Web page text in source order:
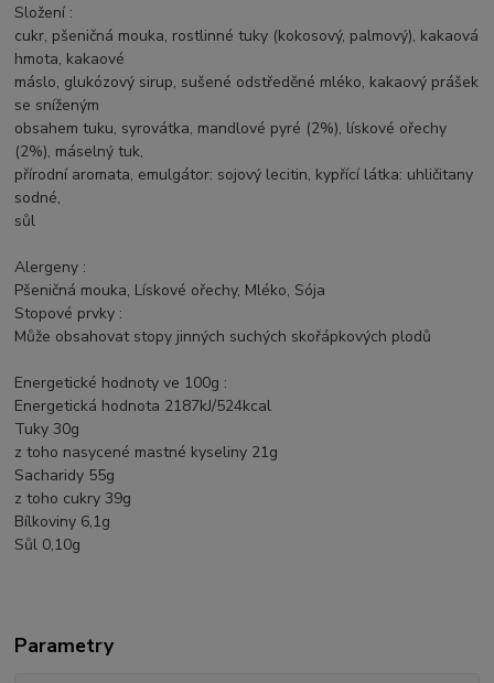
Složení :
cukr, pšeničná mouka, rostlinné tuky (kokosový, palmový), kakaová
hmota, kakaové
máslo, glukózový sirup, sušené odstředěné mléko, kakaový prášek
se sníženým
obsahem tuku, syrovátka, mandlové pyré (2%), lískové ořechy
(2%), máselný tuk,
přírodní aromata, emulgátor: sojový lecitin, kypřící látka: uhličitany
sodné,
sůl
Alergeny :
Pšeničná mouka, Lískové ořechy, Mléko, Sója
Stopové prvky :
Může obsahovat stopy jinných suchých skořápkových plodů
Energetické hodnoty ve 100g :
Energetická hodnota 2187kJ/524kcal
Tuky 30g
z toho nasycené mastné kyseliny 21g
Sacharidy 55g
z toho cukry 39g
Bílkoviny 6,1g
Sůl 0,10g
Parametry